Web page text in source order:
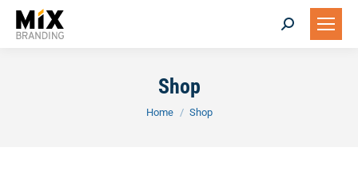
Search:
Shop
You are here:
Home Shop